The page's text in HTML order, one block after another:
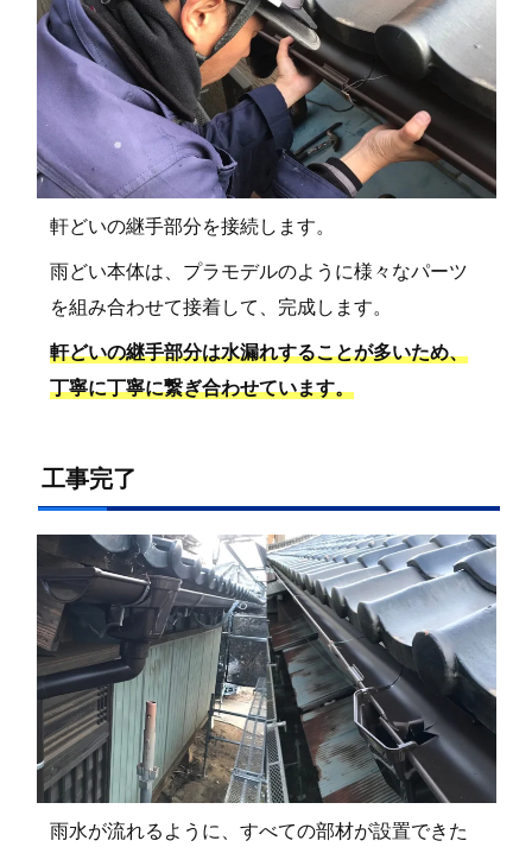
軒どいの継手部分を接続します。
雨どい本体は、プラモデルのように様々なパーツ
を組み合わせて接着して、完成します。
軒どいの継手部分は水漏れすることが多いため、
丁寧に丁寧に繋ぎ合わせています。
工事完了
雨水が流れるように、すべての部材が設置できた